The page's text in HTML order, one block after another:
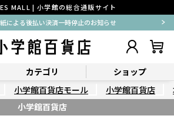
MALL | 小学館の総合通販サイト
による後払い決済一時停止のお知らせ
カテゴリ
ショップ
小学館百貨店モール 小学館百貨店
小学館百貨店